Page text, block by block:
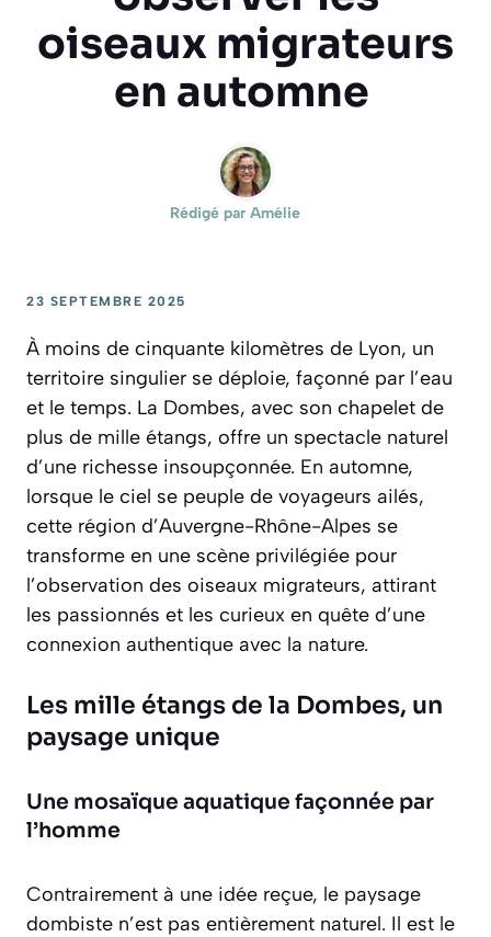
oiseaux migrateurs
en automne
Rédigé par Amélie
23 SEPTEMBRE 2025
À moins de cinquante kilomètres de Lyon, un
territoire singulier se déploie, façonné par l’eau
et le temps. La Dombes, avec son chapelet de
plus de mille étangs, offre un spectacle naturel
d’une richesse insoupçonnée. En automne,
lorsque le ciel se peuple de voyageurs ailés,
cette région d’Auvergne-Rhône-Alpes se
transforme en une scène privilégiée pour
l’observation des oiseaux migrateurs, attirant
les passionnés et les curieux en quête d’une
connexion authentique avec la nature.
Les mille étangs de la Dombes, un
paysage unique
Une mosaïque aquatique façonnée par
l’homme
Contrairement à une idée reçue, le paysage
dombiste n’est pas entièrement naturel. Il est le